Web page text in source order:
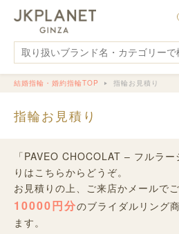
結婚指輪・婚約指輪TOP 指輪お見積り
指輪お見積り
「PAVEO CHOCOLAT – フルラ
りはこちらからどうぞ。
お見積りの上、ご来店かメールで
10000円分のブライダルリング
ます。